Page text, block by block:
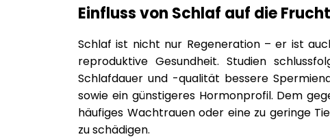
Einfluss von Schlaf auf die
Schlaf ist nicht nur Regeneration – er ist
reproduktive Gesundheit. Studien
Schlafdauer und -qualität bessere
sowie ein günstigeres Hormonprofil. Dem
häufiges Wachtrauen oder eine zu geringe
zu schädigen.